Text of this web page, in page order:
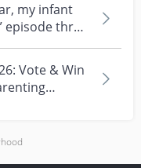
my infant
episode three
Vote & Win